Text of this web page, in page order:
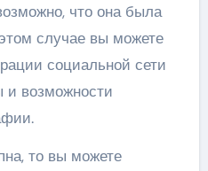
что она была
случае вы можете
социальной сети
и возможности
то вы можете